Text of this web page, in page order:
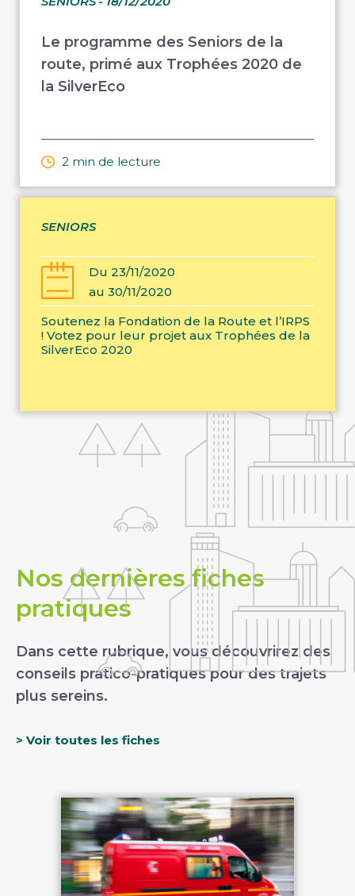
Le programme des Seniors de la
route, primé aux Trophées 2020 de
la SilverEco
2 min de lecture
SENIORS
Du 23/11/2020
au 30/11/2020
Soutenez la Fondation de la Route et l’IRPS
! Votez pour leur projet aux Trophées de la
SilverEco 2020
Nos dernières fiches
pratiques
Dans cette rubrique, vous découvrirez des
conseils pratico-pratiques pour des trajets
plus sereins.
> Voir toutes les fiches